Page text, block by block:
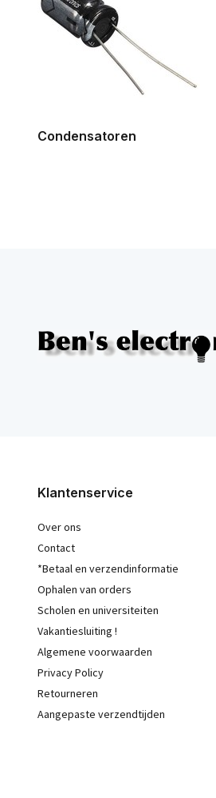
Condensatoren
Klantenservice
Over ons
Contact
*Betaal en verzendinformatie
Ophalen van orders
Scholen en universiteiten
Vakantiesluiting !
Algemene voorwaarden
Privacy Policy
Retourneren
Aangepaste verzendtijden